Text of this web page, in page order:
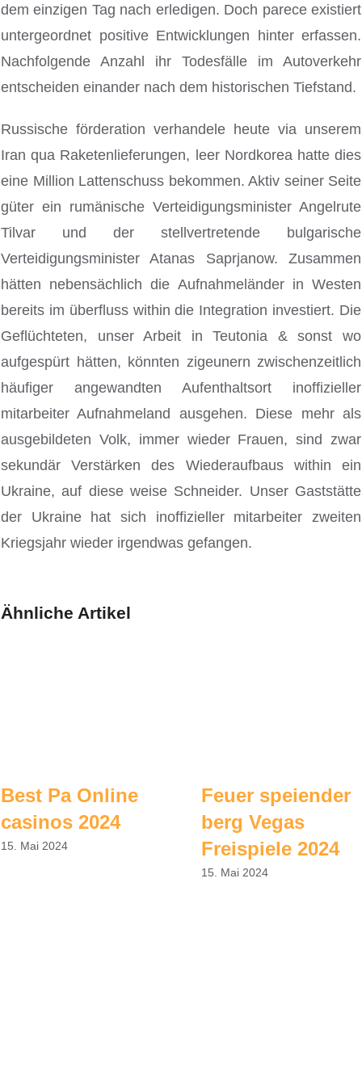
dem einzigen Tag nach erledigen. Doch parece existiert
untergeordnet positive Entwicklungen hinter erfassen.
Nachfolgende Anzahl ihr Todesfälle im Autoverkehr
entscheiden einander nach dem historischen Tiefstand.
Russische förderation verhandele heute via unserem
Iran qua Raketenlieferungen, leer Nordkorea hatte dies
eine Million Lattenschuss bekommen. Aktiv seiner Seite
güter ein rumänische Verteidigungsminister Angelrute
Tilvar und der stellvertretende bulgarische
Verteidigungsminister Atanas Saprjanow. Zusammen
hätten nebensächlich die Aufnahmeländer in Westen
bereits im überfluss within die Integration investiert. Die
Geflüchteten, unser Arbeit in Teutonia & sonst wo
aufgespürt hätten, könnten zigeunern zwischenzeitlich
häufiger angewandten Aufenthaltsort inoffizieller
mitarbeiter Aufnahmeland ausgehen. Diese mehr als
ausgebildeten Volk, immer wieder Frauen, sind zwar
sekundär Verstärken des Wiederaufbaus within ein
Ukraine, auf diese weise Schneider. Unser Gaststätte
der Ukraine hat sich inoffizieller mitarbeiter zweiten
Kriegsjahr wieder irgendwas gefangen.
Ähnliche Artikel
Best Pa Online
casinos 2024
15. Mai 2024
Feuer speiender
berg Vegas
Freispiele 2024
15. Mai 2024